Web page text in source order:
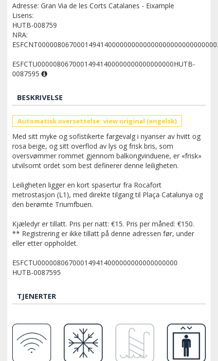
Adresse: Gran Via de les Corts Catalanes - Eixample
Lisens:
HUTB-008759
NRA:
ESFCTU00000806700014941400000000000000000HUTB-
0087595
BESKRIVELSE
Automatisk oversettelse: view original (engelsk)
Med sitt myke og sofistikerte fargevalg i nyanser av hvitt og
rosa beige, og sitt overflod av lys og frisk bris, som
oversvømmer rommet gjennom balkongvinduene, er «frisk»
utvilsomt ordet som best definerer denne leiligheten.
Leiligheten ligger en kort spasertur fra Rocafort
metrostasjon (L1), med direkte tilgang til Plaça Catalunya og
den berømte Triumfbuen.
Kjæledyr er tillatt. Pris per natt: €15. Pris per måned: €150.
** Registrering er ikke tillatt på denne adressen før, under
eller etter oppholdet.
ESFCTU000008067000149414000000000000000000
HUTB-0087595
TJENERTER